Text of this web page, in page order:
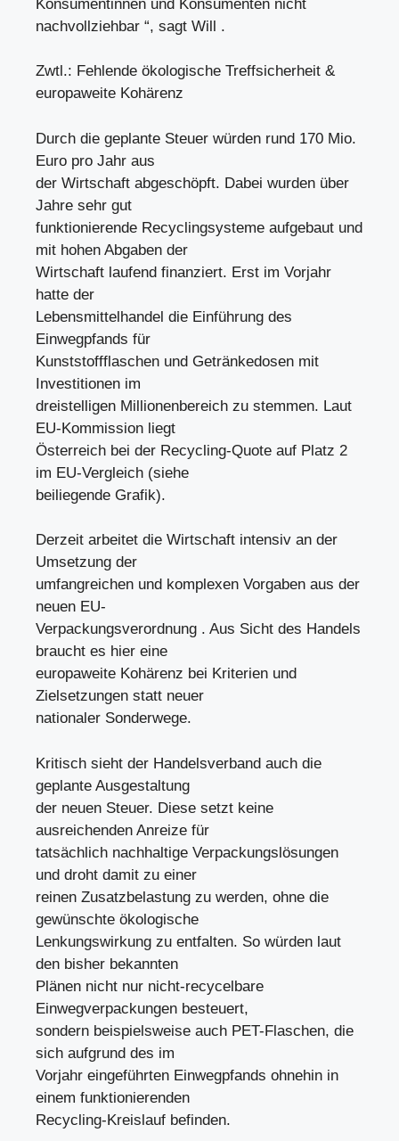
Konsumentinnen und Konsumenten nicht
nachvollziehbar “, sagt Will .
Zwtl.: Fehlende ökologische Treffsicherheit &
europaweite Kohärenz
Durch die geplante Steuer würden rund 170 Mio.
Euro pro Jahr aus
der Wirtschaft abgeschöpft. Dabei wurden über
Jahre sehr gut
funktionierende Recyclingsysteme aufgebaut und
mit hohen Abgaben der
Wirtschaft laufend finanziert. Erst im Vorjahr
hatte der
Lebensmittelhandel die Einführung des
Einwegpfands für
Kunststoffflaschen und Getränkedosen mit
Investitionen im
dreistelligen Millionenbereich zu stemmen. Laut
EU-Kommission liegt
Österreich bei der Recycling-Quote auf Platz 2
im EU-Vergleich (siehe
beiliegende Grafik).
Derzeit arbeitet die Wirtschaft intensiv an der
Umsetzung der
umfangreichen und komplexen Vorgaben aus der
neuen EU-
Verpackungsverordnung . Aus Sicht des Handels
braucht es hier eine
europaweite Kohärenz bei Kriterien und
Zielsetzungen statt neuer
nationaler Sonderwege.
Kritisch sieht der Handelsverband auch die
geplante Ausgestaltung
der neuen Steuer. Diese setzt keine
ausreichenden Anreize für
tatsächlich nachhaltige Verpackungslösungen
und droht damit zu einer
reinen Zusatzbelastung zu werden, ohne die
gewünschte ökologische
Lenkungswirkung zu entfalten. So würden laut
den bisher bekannten
Plänen nicht nur nicht-recycelbare
Einwegverpackungen besteuert,
sondern beispielsweise auch PET-Flaschen, die
sich aufgrund des im
Vorjahr eingeführten Einwegpfands ohnehin in
einem funktionierenden
Recycling-Kreislauf befinden.